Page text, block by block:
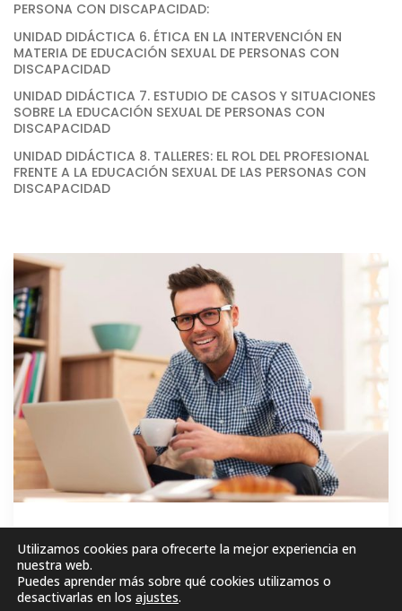
PERSONA CON DISCAPACIDAD:
UNIDAD DIDÁCTICA 6. ÉTICA EN LA INTERVENCIÓN EN
MATERIA DE EDUCACIÓN SEXUAL DE PERSONAS CON
DISCAPACIDAD
UNIDAD DIDÁCTICA 7. ESTUDIO DE CASOS Y SITUACIONES
SOBRE LA EDUCACIÓN SEXUAL DE PERSONAS CON
DISCAPACIDAD
UNIDAD DIDÁCTICA 8. TALLERES: EL ROL DEL PROFESIONAL
FRENTE A LA EDUCACIÓN SEXUAL DE LAS PERSONAS CON
DISCAPACIDAD
GRATIS
MATRICÚLESE AHORA!
Utilizamos cookies para ofrecerte la mejor experiencia en
nuestra web.
Puedes aprender más sobre qué cookies utilizamos o
desactivarlas en los ajustes.